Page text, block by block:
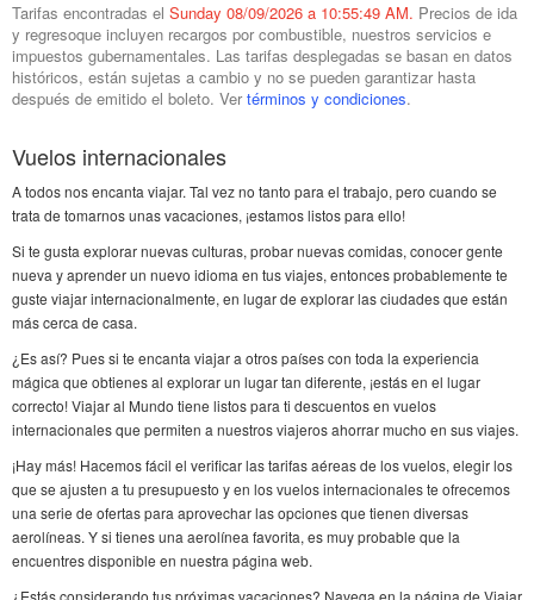
Tarifas encontradas el Sunday 08/09/2026 a 10:55:49 AM. Precios de ida
y regresoque incluyen recargos por combustible, nuestros servicios e
impuestos gubernamentales. Las tarifas desplegadas se basan en datos
históricos, están sujetas a cambio y no se pueden garantizar hasta
después de emitido el boleto. Ver términos y condiciones.
Vuelos internacionales
A todos nos encanta viajar. Tal vez no tanto para el trabajo, pero cuando se
trata de tomarnos unas vacaciones, ¡estamos listos para ello!
Si te gusta explorar nuevas culturas, probar nuevas comidas, conocer gente
nueva y aprender un nuevo idioma en tus viajes, entonces probablemente te
guste viajar internacionalmente, en lugar de explorar las ciudades que están
más cerca de casa.
¿Es así? Pues si te encanta viajar a otros países con toda la experiencia
mágica que obtienes al explorar un lugar tan diferente, ¡estás en el lugar
correcto! Viajar al Mundo tiene listos para ti descuentos en vuelos
internacionales que permiten a nuestros viajeros ahorrar mucho en sus viajes.
¡Hay más! Hacemos fácil el verificar las tarifas aéreas de los vuelos, elegir los
que se ajusten a tu presupuesto y en los vuelos internacionales te ofrecemos
una serie de ofertas para aprovechar las opciones que tienen diversas
aerolíneas. Y si tienes una aerolínea favorita, es muy probable que la
encuentres disponible en nuestra página web.
¿Estás considerando tus próximas vacaciones? Navega en la página de Viajar